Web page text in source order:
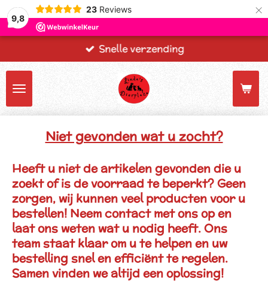
9,8
23 Reviews ×
Snelle verzending
Niet gevonden wat u zocht?
Heeft u niet de artikelen gevonden die u
zoekt of is de voorraad te beperkt? Geen
zorgen, wij kunnen veel producten voor u
bestellen! Neem contact met ons op en
laat ons weten wat u nodig heeft. Ons
team staat klaar om u te helpen en uw
bestelling snel en efficiënt te regelen.
Samen vinden we altijd een oplossing!